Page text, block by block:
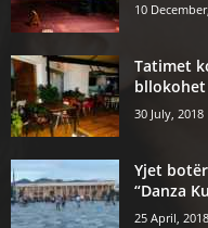
10
Tatimet
bllokohet
30 July, 2018
Yjet
“Danza
25 April, 2018